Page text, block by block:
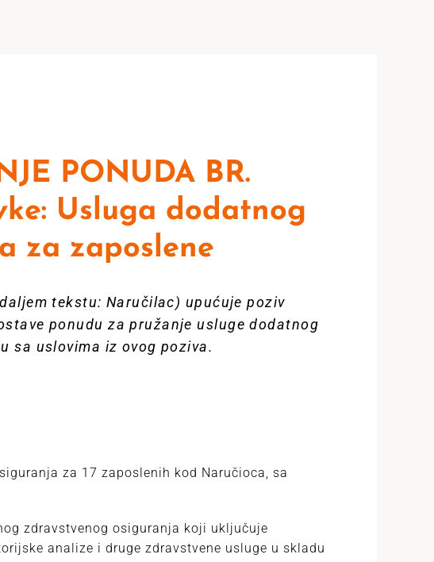
PONUDA BR.
Usluga dodatnog
za zaposlene
tekstu: Naručilac) upućuje poziv
ponudu za pružanje usluge dodatnog
sa uslovima iz ovog poziva.
za 17 zaposlenih kod Naručioca, sa
zdravstvenog osiguranja koji uključuje
analize i druge zdravstvene usluge u skladu